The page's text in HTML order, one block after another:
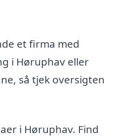
et firma med
i Høruphav eller
så tjek oversigten
i Høruphav. Find